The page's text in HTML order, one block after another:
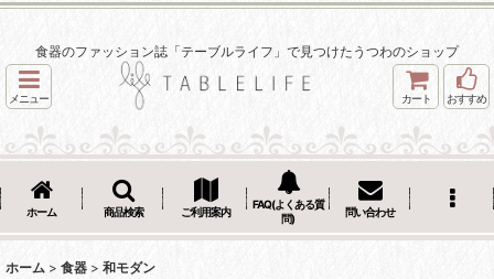
食器のファッション誌「テーブルライフ」で見つけたうつわのショップ
メニュー カート おすすめ
ホーム 商品検索 ご利用案内
FAQ(よくある質
問)
問い合わせ
ホーム > 食器 > 和モダン